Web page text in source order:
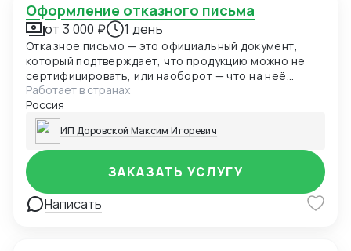
Оформление отказного письма
от 3 000 ₽ 1 день
Отказное письмо — это официальный документ,
который подтверждает, что продукцию можно не
сертифицировать, или наоборот — что на неё
необходимо оформить сертификат соответствия
Работает в странах
Россия
ИП Доровской Максим Игоревич
Написать
ЗАКАЗАТЬ УСЛУГУ